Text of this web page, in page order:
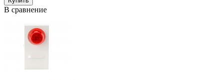
В сравнение